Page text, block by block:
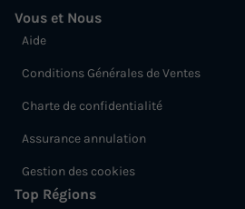
Vous et Nous
Aide
Conditions Générales de Ventes
Charte de confidentialité
Assurance annulation
Gestion des cookies
Top Régions